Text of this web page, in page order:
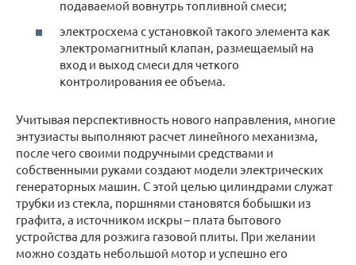
подаваемой вовнутрь топливной смеси;
электросхема с установкой такого элемента как
электромагнитный клапан, размещаемый на
вход и выход смеси для четкого
контролирования ее объема.
Учитывая перспективность нового направления, многие
энтузиасты выполняют расчет линейного механизма,
после чего своими подручными средствами и
собственными руками создают модели электрических
генераторных машин. С этой целью цилиндрами служат
трубки из стекла, поршнями становятся бобышки из
графита, а источником искры – плата бытового
устройства для розжига газовой плиты. При желании
можно создать небольшой мотор и успешно его